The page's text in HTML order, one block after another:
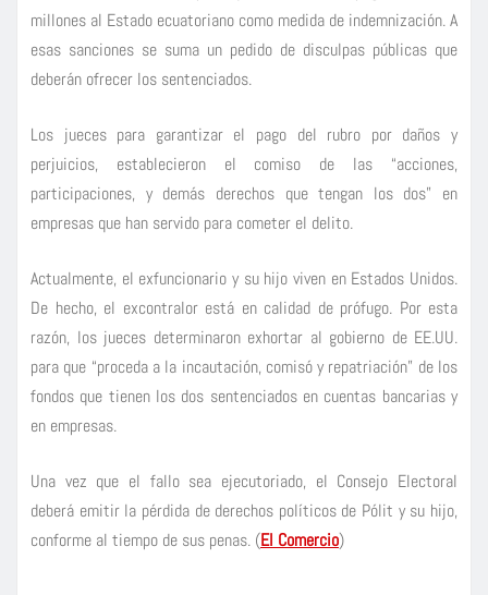
millones al Estado ecuatoriano como medida de indemnización. A
esas sanciones se suma un pedido de disculpas públicas que
deberán ofrecer los sentenciados.
Los jueces para garantizar el pago del rubro por daños y
perjuicios, establecieron el comiso de las “acciones,
participaciones, y demás derechos que tengan los dos” en
empresas que han servido para cometer el delito.
Actualmente, el exfuncionario y su hijo viven en Estados Unidos.
De hecho, el excontralor está en calidad de prófugo. Por esta
razón, los jueces determinaron exhortar al gobierno de EE.UU.
para que “proceda a la incautación, comisó y repatriación” de los
fondos que tienen los dos sentenciados en cuentas bancarias y
en empresas.
Una vez que el fallo sea ejecutoriado, el Consejo Electoral
deberá emitir la pérdida de derechos políticos de Pólit y su hijo,
conforme al tiempo de sus penas. (El Comercio)